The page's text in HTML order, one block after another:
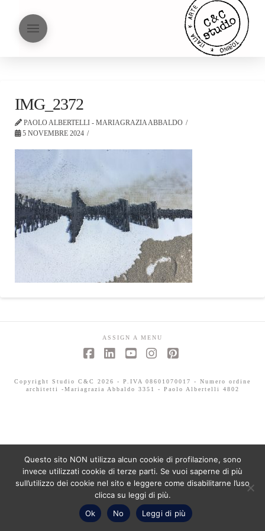
IMG_2372
PAOLO ALBERTELLI - MARIAGRAZIA ABBALDO
5 NOVEMBRE 2024
ASSIGN A MENU
Copyright Studio C&C 2026 - P.IVA 08601070017 - Numero ordine
architetti -Mariagrazia Abbaldo 3351 - Paolo Albertelli 4802
Questo sito NON utilizza alcun cookie di profilazione, sono
invece utilizzati cookie di terze parti. Se vuoi saperne di più
sull’utilizzo dei cookie nel sito e leggere come disabilitarne l’uso
clicca su leggi di più.
Ok
No Leggi di più